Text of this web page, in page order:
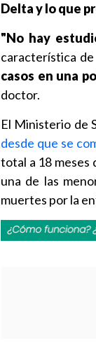
Delta y lo que
"No hay
característica
casos en una
doctor.
El Ministerio de
desde que se
total a 18 meses
una de las
muertes por la